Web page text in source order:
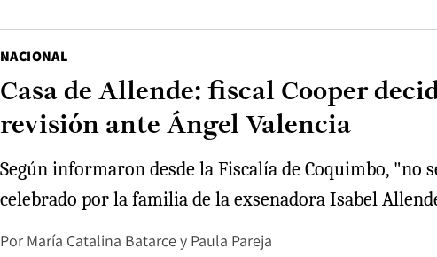
NACIONAL
Casa de Allende: fiscal Cooper
revisión ante Ángel Valencia
Según informaron desde la Fiscalía de Coquimbo,
celebrado por la familia de la exsenadora Isabel
Por María Catalina Batarcey Paula Pareja